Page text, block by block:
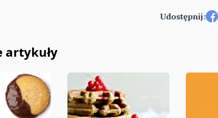
Udostępnij:
artykuły